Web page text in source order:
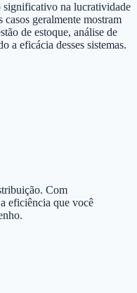
significativo na lucratividade
casos geralmente mostram
de estoque, análise de
a eficácia desses sistemas.
Com
eficiência que você